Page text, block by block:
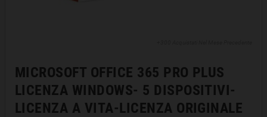
MICROSOFT OFFICE 365 PRO PLUS
LICENZA WINDOWS- 5 DISPOSITIVI-
LICENZA A VITA-LICENZA ORIGINALE